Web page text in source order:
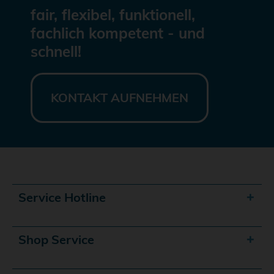
fair, flexibel, funktionell,
fachlich kompetent - und
schnell!
KONTAKT AUFNEHMEN
Service Hotline
Shop Service